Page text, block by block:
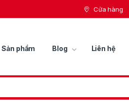
Cửa hàng
Sản phẩm Blog Liên hệ